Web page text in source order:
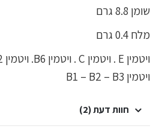
שומן 8.8 גרם
מלח 0.4 גרם
ויטמין B1 – B2 – B3
חוות דעת (2)